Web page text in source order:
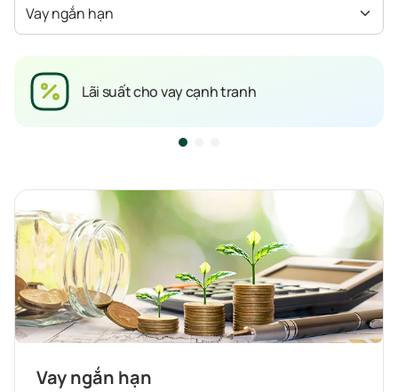
Vay ngắn hạn
Lãi suất cho vay cạnh tranh
Vay ngắn hạn